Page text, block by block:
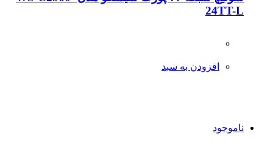
24TT-L
افزودن به سبد
ناموجود